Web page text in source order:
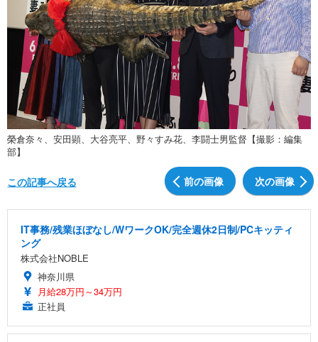
榮倉奈々、安田顕、大谷亮平、野々すみ花、李闘士男監督【撮影：編集
部】
前の画像 次の画像
この記事へ戻る
IT事務/残業ほぼなし/WワークOK/完全週休2日制/PCキッティ
ング
株式会社NOBLE
神奈川県
月給28万円～34万円
正社員